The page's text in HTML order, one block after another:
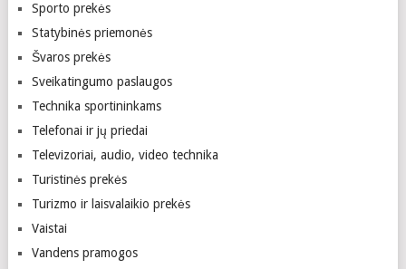
Sporto prekės
Statybinės priemonės
Švaros prekės
Sveikatingumo paslaugos
Technika sportininkams
Telefonai ir jų priedai
Televizoriai, audio, video technika
Turistinės prekės
Turizmo ir laisvalaikio prekės
Vaistai
Vandens pramogos